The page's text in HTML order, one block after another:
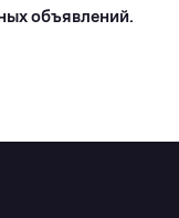
объявлений.